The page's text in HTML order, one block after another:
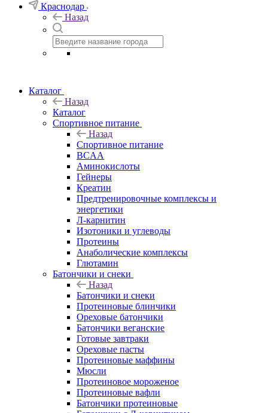
Краснодар
Назад
Каталог
Назад
Каталог
Спортивное питание
Назад
Спортивное питание
BCAA
Аминокислоты
Гейнеры
Креатин
Предтренировочные комплексы и
энергетики
Л-карнитин
Изотоники и углеводы
Протеины
Анаболические комплексы
Глютамин
Батончики и снеки
Назад
Батончики и снеки
Протеиновые блинчики
Ореховые батончики
Батончики веганские
Готовые завтраки
Ореховые пасты
Протеиновые маффины
Мюсли
Протеиновое мороженое
Протеиновые вафли
Батончики протеиновые